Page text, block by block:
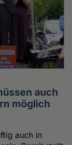
auch
möglich
auch in